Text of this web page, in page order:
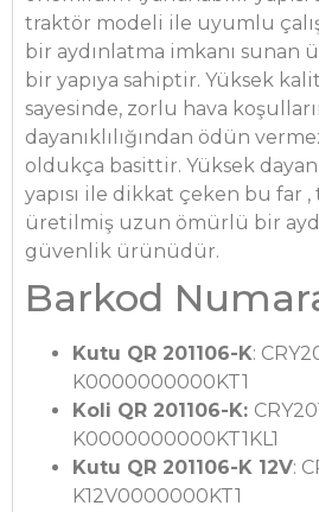
traktör modeli ile uyumlu
bir aydınlatma imkanı sunan
bir yapıya sahiptir. Yüksek
sayesinde, zorlu hava
dayanıklılığından ödün
oldukça basittir. Yüksek
yapısı ile dikkat çeken bu far ,
üretilmiş uzun ömürlü bir
güvenlik ürünüdür.
Barkod
Kutu QR 201106-K:
K0000000000KT1
Koli QR 201106-K:
K0000000000KT1KL1
Kutu QR 201106-K 12V:
K12V0000000KT1